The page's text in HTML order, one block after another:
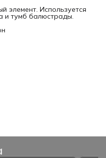
элемент. Используется
и тумб балюстрады.